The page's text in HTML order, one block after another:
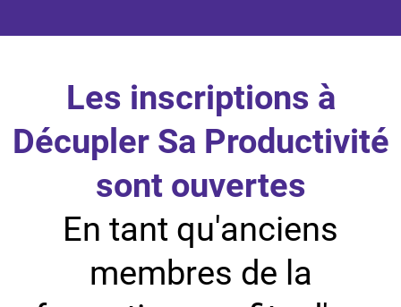
Les inscriptions à
Décupler Sa Productivité
sont ouvertes
En tant qu'anciens
membres de la